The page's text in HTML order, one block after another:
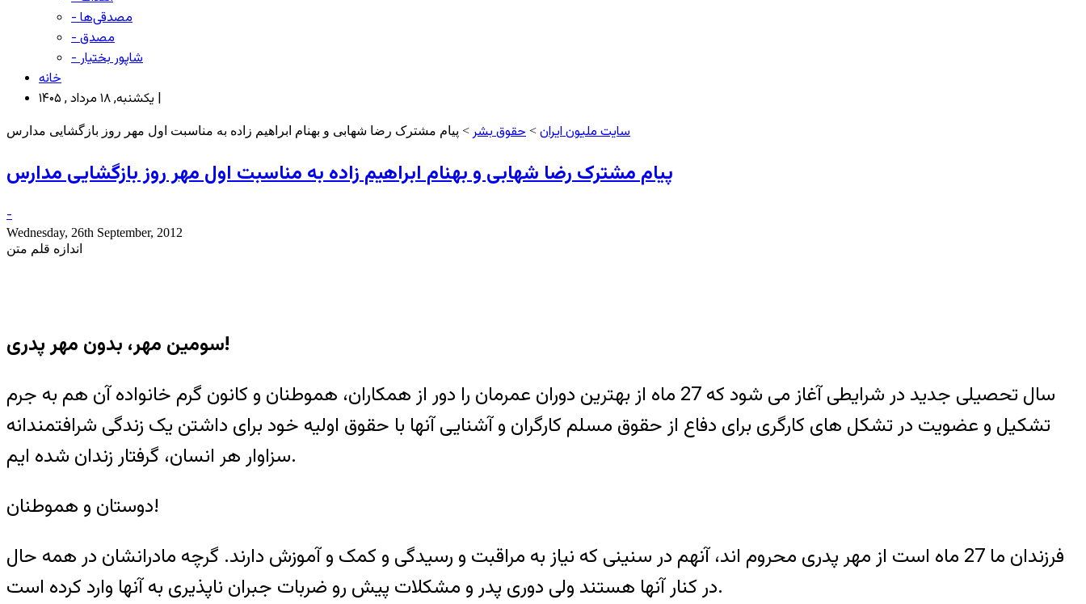
- مصدقی‌ها
- مصدق
- شاپور بختیار
خانه
یکشنبه, ۱۸ مرداد , ۱۴۰۵ |
سایت ملیون ایران > حقوق بشر > پیام مشترک رضا شهابی و بهنام ابراهیم زاده به مناسبت اول مهر روز بازگشایی مدارس
پیام مشترک رضا شهابی و بهنام ابراهیم زاده به مناسبت اول مهر روز بازگشایی مدارس
-
Wednesday, 26th September, 2012
اندازه قلم متن
سومین مهر، بدون مهر پدری!
سال تحصیلی جدید در شرایطی آغاز می شود که 27 ماه از بهترین دوران عمرمان را دور از همکاران، هموطنان و کانون گرم خانواده آن هم به جرم
تشکیل و عضویت در تشکل های کارگری برای دفاع از حقوق مسلم کارگران و آشنایی آنها با حقوق اولیه خود برای داشتن یک زندگی شرافتمندانه
سزاوار هر انسان، گرفتار زندان شده ایم.
دوستان و هموطنان!
فرزندان ما 27 ماه است از مهر پدری محروم اند، آنهم در سنینی که نیاز به مراقبت و رسیدگی و کمک و آموزش دارند. گرچه مادرانشان در همه حال
در کنار آنها هستند ولی دوری پدر و مشکلات پیش رو ضربات جبران ناپذیری به آنها وارد کرده است.